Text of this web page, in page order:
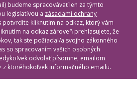
budeme spracovávať len za týmto
legislatívou a zásadami ochrany
potvrdíte kliknutím na odkaz, ktorý vám
na odkaz zároveň prehlasujete, že
tak ste požiadal/a svojho zákonného
so spracovaním vašich osobných
odvolať písomne, emailom
z ktoréhokoľvek informačného emailu.